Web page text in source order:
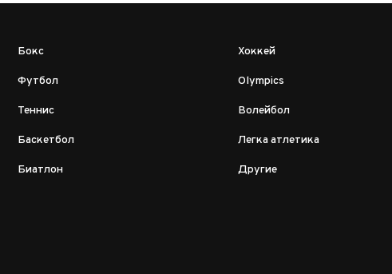
Бокс
Футбол
Теннис
Баскетбол
Биатлон
Хоккей
Olympics
Волейбол
Легка атлетика
Другие